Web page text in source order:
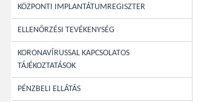
KÖZPONTI IMPLANTÁTUMREGISZTER
ELLENŐRZÉSI TEVÉKENYSÉG
KORONAVÍRUSSAL KAPCSOLATOS
TÁJÉKOZTATÁSOK
PÉNZBELI ELLÁTÁS